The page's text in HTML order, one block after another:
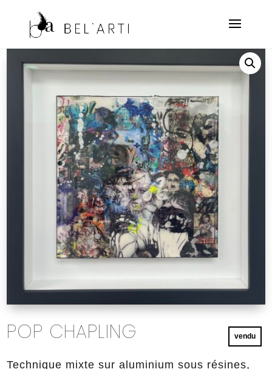
POP CHAPLING vendu
Technique mixte sur aluminium sous résines,